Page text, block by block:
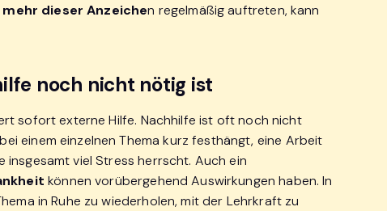
dieser Anzeichen regelmäßig auftreten, kann
noch nicht nötig ist
sofort externe Hilfe. Nachhilfe ist oft noch nicht
einem einzelnen Thema kurz festhängt, eine Arbeit
viel Stress herrscht. Auch ein
können vorübergehend Auswirkungen haben. In
in Ruhe zu wiederholen, mit der Lehrkraft zu